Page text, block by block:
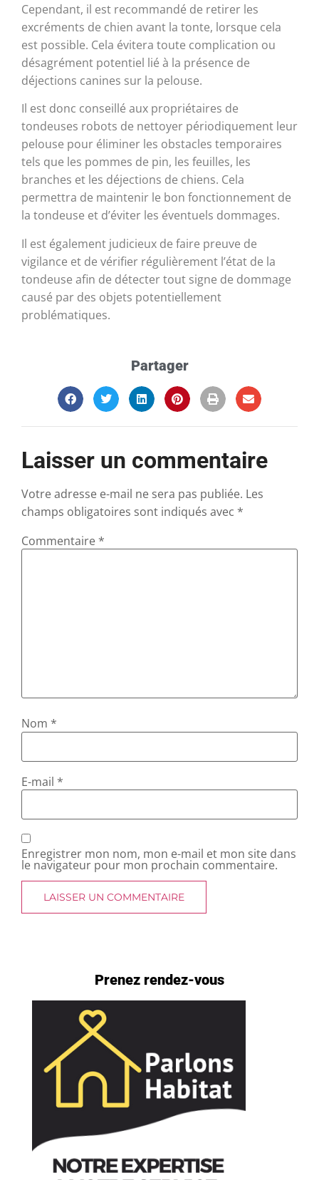
Cependant, il est recommandé de retirer les
excréments de chien avant la tonte, lorsque cela
est possible. Cela évitera toute complication ou
désagrément potentiel lié à la présence de
déjections canines sur la pelouse.
Il est donc conseillé aux propriétaires de
tondeuses robots de nettoyer périodiquement leur
pelouse pour éliminer les obstacles temporaires
tels que les pommes de pin, les feuilles, les
branches et les déjections de chiens. Cela
permettra de maintenir le bon fonctionnement de
la tondeuse et d’éviter les éventuels dommages.
Il est également judicieux de faire preuve de
vigilance et de vérifier régulièrement l’état de la
tondeuse afin de détecter tout signe de dommage
causé par des objets potentiellement
problématiques.
Partager
Laisser un commentaire
Votre adresse e-mail ne sera pas publiée. Les
champs obligatoires sont indiqués avec *
Commentaire *
Nom *
E-mail *
Enregistrer mon nom, mon e-mail et mon site dans
le navigateur pour mon prochain commentaire.
Prenez rendez-vous